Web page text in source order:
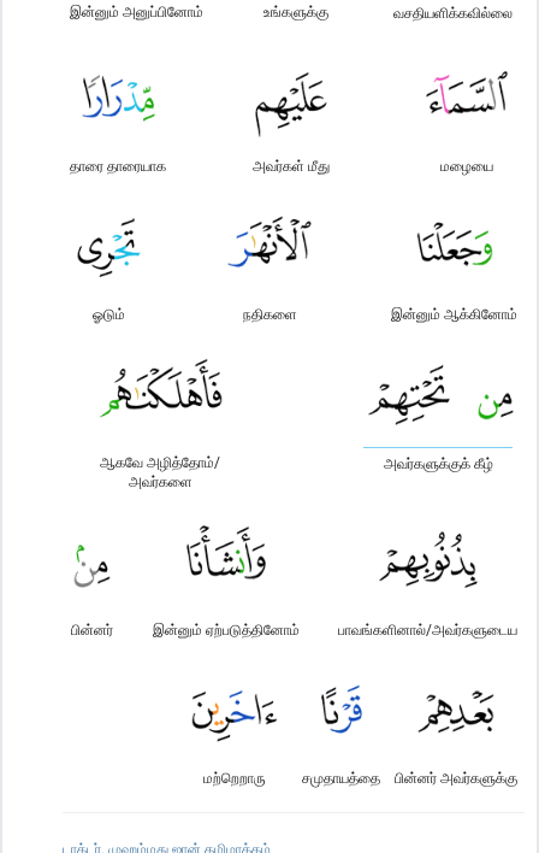
வசதியளிக்கவில்லை
உங்களுக்கு
இன்னும் அனுப்பினோம்
மழையை
அவர்கள் மீது
தாரை தாரையாக
இன்னும் ஆக்கினோம்
நதிகளை
ஓடும்
அவர்களுக்குக் கீழ்
ஆகவே அழித்தோம்/
அவர்களை
பாவங்களினால்/அவர்களுடைய
இன்னும் ஏற்படுத்தினோம்
பின்னர்
பின்னர் அவர்களுக்கு
சமுதாயத்தை
மற்றெறாரு
டாக்டர். முஹம்மது ஜான் தமிழாக்கம்